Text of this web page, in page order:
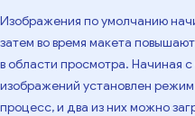
Изображения по умолчанию
затем во время макета
в области просмотра. Начиная
изображений установлен
процесс, и два из них можно